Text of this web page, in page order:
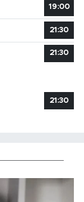
19:00
21:30
21:30
21:30